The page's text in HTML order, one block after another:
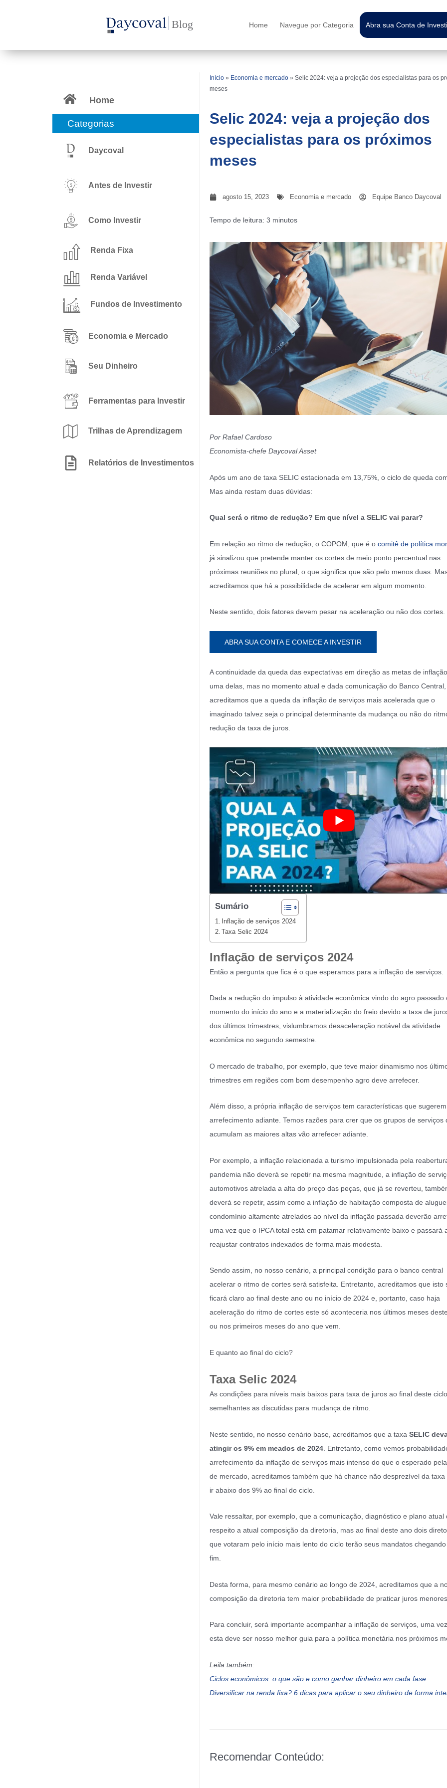
Home Navegue por Categoria Abra sua Conta de
Home
Categorias
Daycoval
Antes de Investir
Como Investir
Renda Fixa
Renda Variável
Fundos de Investimento
Economia e Mercado
Seu Dinheiro
Ferramentas para Investir
Trilhas de Aprendizagem
Relatórios de Investimentos
Início» Economia e mercado» Selic 2024: veja a projeção dos especialistas para os
meses
Selic 2024: veja a projeção dos
especialistas para os próximos
meses
agosto 15, 2023 Economia e mercado Equipe Banco Daycoval
Tempo de leitura: 3 minutos
Por Rafael Cardoso
Economista-chefe Daycoval Asset
Após um ano de taxa SELIC estacionada em 13,75%, o ciclo de queda
Mas ainda restam duas dúvidas:
Qual será o ritmo de redução? Em que nível a SELIC vai parar?
Em relação ao ritmo de redução, o COPOM, que é o comitê de política
já sinalizou que pretende manter os cortes de meio ponto percentual nas
próximas reuniões no plural, o que significa que são pelo menos duas.
acreditamos que há a possibilidade de acelerar em algum momento.
Neste sentido, dois fatores devem pesar na aceleração ou não dos cortes.
ABRA SUA CONTA E COMECE A INVESTIR
A continuidade da queda das expectativas em direção as metas de
uma delas, mas no momento atual e dada comunicação do Banco Central,
acreditamos que a queda da inflação de serviços mais acelerada que o
imaginado talvez seja o principal determinante da mudança ou não do
redução da taxa de juros.
Sumário
Inflação de serviços 2024
Taxa Selic 2024
Inflação de serviços 2024
Então a pergunta que fica é o que esperamos para a inflação de serviços.
Dada a redução do impulso à atividade econômica vindo do agro passado
momento do início do ano e a materialização do freio devido a taxa de
dos últimos trimestres, vislumbramos desaceleração notável da atividade
econômica no segundo semestre.
O mercado de trabalho, por exemplo, que teve maior dinamismo nos
trimestres em regiões com bom desempenho agro deve arrefecer.
Além disso, a própria inflação de serviços tem características que
arrefecimento adiante. Temos razões para crer que os grupos de serviços
acumulam as maiores altas vão arrefecer adiante.
Por exemplo, a inflação relacionada a turismo impulsionada pela
pandemia não deverá se repetir na mesma magnitude, a inflação de
automotivos atrelada a alta do preço das peças, que já se reverteu,
deverá se repetir, assim como a inflação de habitação composta de
condomínio altamente atrelados ao nível da inflação passada deverão
uma vez que o IPCA total está em patamar relativamente baixo e passará
reajustar contratos indexados de forma mais modesta.
Sendo assim, no nosso cenário, a principal condição para o banco central
acelerar o ritmo de cortes será satisfeita. Entretanto, acreditamos que isto
ficará claro ao final deste ano ou no início de 2024 e, portanto, caso haja
aceleração do ritmo de cortes este só aconteceria nos últimos meses
ou nos primeiros meses do ano que vem.
E quanto ao final do ciclo?
Taxa Selic 2024
As condições para níveis mais baixos para taxa de juros ao final deste
semelhantes as discutidas para mudança de ritmo.
Neste sentido, no nosso cenário base, acreditamos que a taxa SELIC
atingir os 9% em meados de 2024. Entretanto, como vemos
arrefecimento da inflação de serviços mais intenso do que o esperado
de mercado, acreditamos também que há chance não desprezível da taxa
ir abaixo dos 9% ao final do ciclo.
Vale ressaltar, por exemplo, que a comunicação, diagnóstico e plano atual
respeito a atual composição da diretoria, mas ao final deste ano dois
que votaram pelo início mais lento do ciclo terão seus mandatos
fim.
Desta forma, para mesmo cenário ao longo de 2024, acreditamos que a
composição da diretoria tem maior probabilidade de praticar juros menores.
Para concluir, será importante acompanhar a inflação de serviços, uma
esta deve ser nosso melhor guia para a política monetária nos próximos
Leila também:
Ciclos econômicos: o que são e como ganhar dinheiro em cada fase
Diversificar na renda fixa? 6 dicas para aplicar o seu dinheiro de forma
Recomendar Conteúdo: